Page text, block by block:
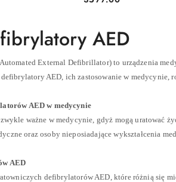
Cena:
AED
External Defibrillator) to urządzenia
AED, ich zastosowanie w medycynie,
AED w medycynie
ważne w medycynie, gdyż mogą uratować
oraz osoby nieposiadające wykształcenia
AED
defibrylatorów AED, które różnią się